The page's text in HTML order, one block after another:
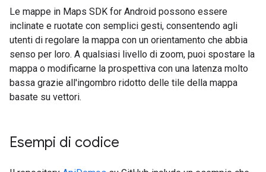
Le mappe in Maps SDK for Android possono essere
inclinate e ruotate con semplici gesti, consentendo agli
utenti di regolare la mappa con un orientamento che abbia
senso per loro. A qualsiasi livello di zoom, puoi spostare la
mappa o modificarne la prospettiva con una latenza molto
bassa grazie all'ingombro ridotto delle tile della mappa
basate su vettori.
Esempi di codice